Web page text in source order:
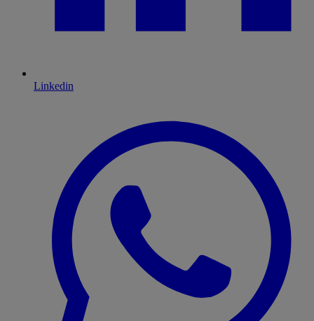
Linkedin